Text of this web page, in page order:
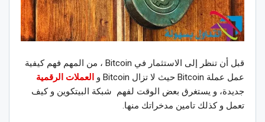
قبل أن تنظر إلى الاستثمار في Bitcoin ، من المهم فهم كيفية
عمل عملة Bitcoin حيث لا تزال Bitcoin و
العملات الرقمية
جديدة، و يستغرق بعض الوقت لفهم شبكة البيتكوين و كيف
تعمل و كذلك تامين مدخراتك منها.